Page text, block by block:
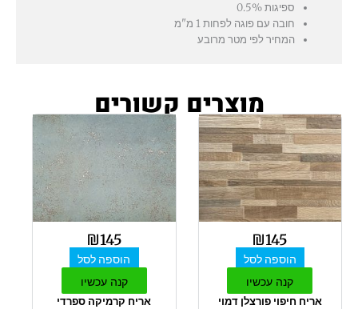
ספיגות 0.5%
חובה עם פוגה לפחות 1 מ"מ
המחיר לפי מטר מרובע
מוצרים קשורים
₪145
הוספה לסל
קנה עכשיו
אריח חיפוי פורצלן דמוי
₪145
הוספה לסל
קנה עכשיו
אריח קרמיקה ספרדי